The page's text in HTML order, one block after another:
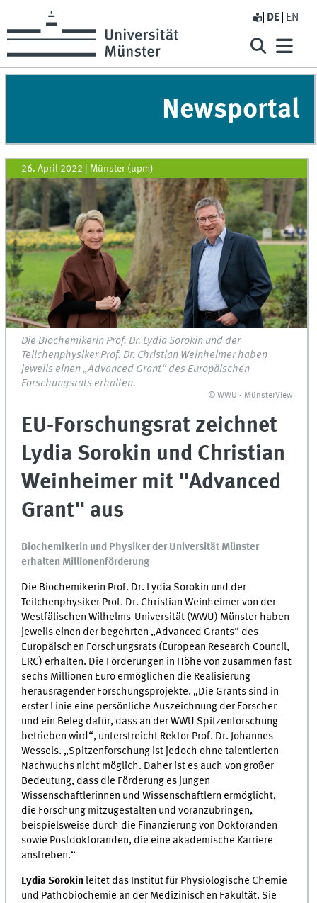
DE EN
Newsportal
26. April 2022 Münster (upm)
Die Biochemikerin Prof. Dr. Lydia Sorokin und der
Teilchenphysiker Prof. Dr. Christian Weinheimer haben
jeweils einen „Advanced Grant“ des Europäischen
Forschungsrats erhalten.
© WWU - MünsterView
EU-Forschungsrat zeichnet
Lydia Sorokin und Christian
Weinheimer mit "Advanced
Grant" aus
Biochemikerin und Physiker der Universität Münster
erhalten Millionenförderung
Die Biochemikerin Prof. Dr. Lydia Sorokin und der
Teilchenphysiker Prof. Dr. Christian Weinheimer von der
Westfälischen Wilhelms-Universität (WWU) Münster haben
jeweils einen der begehrten „Advanced Grants“ des
Europäischen Forschungsrats (European Research Council,
ERC) erhalten. Die Förderungen in Höhe von zusammen fast
sechs Millionen Euro ermöglichen die Realisierung
herausragender Forschungsprojekte. „Die Grants sind in
erster Linie eine persönliche Auszeichnung der Forscher
und ein Beleg dafür, dass an der WWU Spitzenforschung
betrieben wird“, unterstreicht Rektor Prof. Dr. Johannes
Wessels. „Spitzenforschung ist jedoch ohne talentierten
Nachwuchs nicht möglich. Daher ist es auch von großer
Bedeutung, dass die Förderung es jungen
Wissenschaftlerinnen und Wissenschaftlern ermöglicht,
die Forschung mitzugestalten und voranzubringen,
beispielsweise durch die Finanzierung von Doktoranden
sowie Postdoktoranden, die eine akademische Karriere
anstreben.“
Lydia Sorokin leitet das Institut für Physiologische Chemie
und Pathobiochemie an der Medizinischen Fakultät. Sie